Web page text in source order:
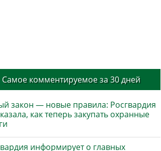
Самое комментируемое за 30 дней
закон — новые правила: Росгвардия
как теперь закупать охранные
информирует о главных